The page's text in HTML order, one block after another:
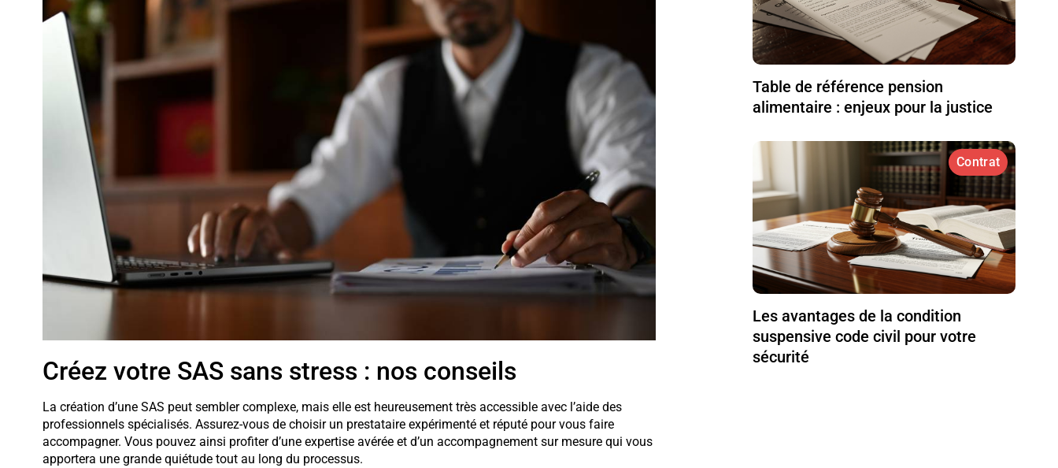
Créez votre SAS sans stress : nos conseils
La création d’une SAS peut sembler complexe, mais elle est heureusement très accessible avec l’aide des
professionnels spécialisés. Assurez-vous de choisir un prestataire expérimenté et réputé pour vous faire
accompagner. Vous pouvez ainsi profiter d’une expertise avérée et d’un accompagnement sur mesure qui vous
apportera une grande quiétude tout au long du processus.
Table de référence pension
alimentaire : enjeux pour la justice
Contrat
Les avantages de la condition
suspensive code civil pour votre
sécurité